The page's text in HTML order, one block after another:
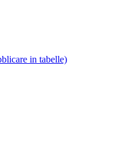
in tabelle)